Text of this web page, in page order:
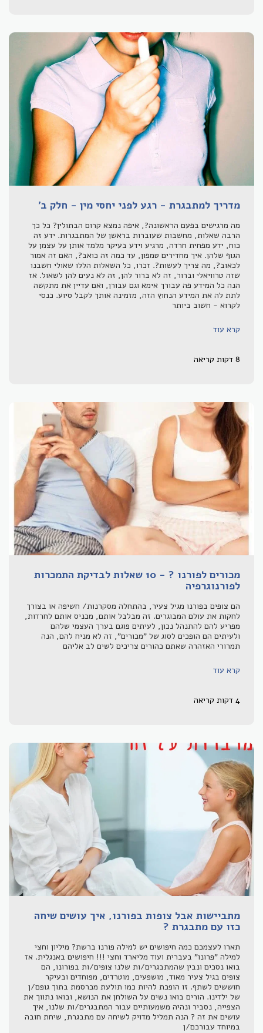
מדריך למתבגרת - רגע לפני יחסי מין - חלק ב'
מה מרגישים בפעם הראשונה?, איפה נמצא קרום הבתולין? כל כך
הרבה שאלות, מחשבות שעוברות בראשן של המתבגרות. ידע זה
כוח, ידע מפחית חרדה, מרגיע וידע בעיקר מלמד אותן על עצמן על
הגוף שלהן. איך מחדירים טמפון, עד כמה זה כואב?, האם זה אמור
לכאוב?, מה צריך לעשות?. זכרו, כל השאלות הללו שאולי חשבנו
שזה טרוויאלי וברור, זה לא ברור להן, זה לא נעים להן לשאול. אז
הנה כל המידע פה עבורך אימא וגם עבורן, ואם עדיין את מתקשה
לתת לה את המידע הנחוץ הזה, מזמינה אותך לקבל סיוע. כנסי
לקרוא - חשוב ביותר
קרא עוד
8 דקות קריאה
מכורים לפורנו ? - 10 שאלות לבדיקת התמכרות
לפורנוגרפיה
הם צופים בפורנו מגיל צעיר, בהתחלה מסקרנות/ חשיפה או בצורך
לחקות את עולם המבוגרים. זה מבלבל אותם, מכניס אותם לחרדות,
מפריע להם להתנהל נכון, לעיתים פוגם בערך העצמי שלהם
ולעיתים הם הופכים לסוג של "מכורים", זה לא מניח להם, הנה
תמרורי האזהרה שאתם כהורים צריכים לשים לב אליהם
קרא עוד
4 דקות קריאה
מתביישות אבל צופות בפורנו, איך עושים שיחה
כזו עם מתבגרת ?
תארו לעצמכם כמה חיפושים יש למילה פורנו ברשת? מיליון וחצי
למילה "פרונו" בעברית ועוד מליארד וחצי !!! חיפושים באנגלית. אז
בואו נסכים ונבין שהמתבגרים/ות שלנו צופים/ות בפורונו, הם
צופים בגיל צעיר מאוד, מושפעים, מוטרדים, מפוחדים ובעיקר
חוששים לשתף. זו הופכת להיות כמו תולעת מכרסמת בתוך גופם/ן
של ילדינו. הורים בואו נשים על השולחן את הנושא, ובואו נתווך את
הצפייה, נסביר ונהיה משמעותיים עבור המתבגרים/ות שלנו, איך
עושים את זה ? הנה תמליל מדויק לשיחה עם מתבגרת, שיחת חובה
במיוחד עבורכם/ן